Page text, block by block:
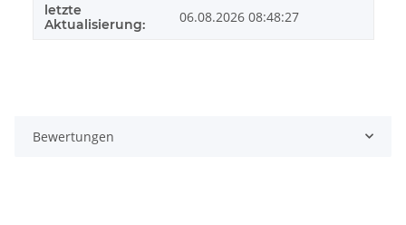
letzte
Aktualisierung:
06.08.2026 08:48:27
Bewertungen